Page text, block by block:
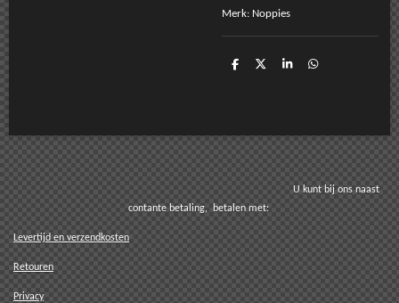
Merk: Noppies
D
D
S
D
U kunt bij ons naast
contante betaling, betalen met:
Levertijd en verzendkosten
Retouren
Privacy